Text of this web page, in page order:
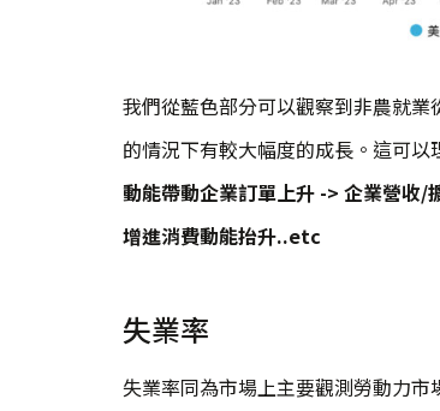
我們從藍色部分可以觀察到非農就
的情況下有較大幅度的成長。這可
動能帶動企業訂單上升 -> 企業營收/
增進消費動能抬升..etc
失業率
失業率同為市場上主要觀測勞動力